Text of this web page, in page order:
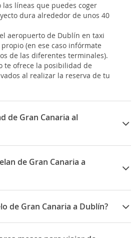
las líneas que puedes coger
dura alrededor de unos 40
aeropuerto de Dublín en taxi
propio (en ese caso infórmate
de las diferentes terminales).
te ofrece la posibilidad de
al realizar la reserva de tu
de Gran Canaria al
de Gran Canaria (LPA)
cerca de la localidad
Gando, a 19 Km de la capital.
a vez, ésta está divida
infinidad de líneas con las
de Gran Canaria a
de Gran Canaria a Dublín
Iberia
de Gran Canaria a Dublín?
viajar entre Gran Canaria y